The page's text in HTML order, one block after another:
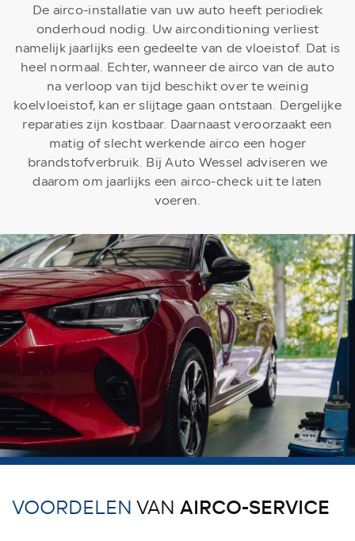
De airco-installatie van uw auto heeft periodiek
onderhoud nodig. Uw airconditioning verliest
namelijk jaarlijks een gedeelte van de vloeistof. Dat is
heel normaal. Echter, wanneer de airco van de auto
na verloop van tijd beschikt over te weinig
koelvloeistof, kan er slijtage gaan ontstaan. Dergelijke
reparaties zijn kostbaar. Daarnaast veroorzaakt een
matig of slecht werkende airco een hoger
brandstofverbruik. Bij Auto Wessel adviseren we
daarom om jaarlijks een airco-check uit te laten
voeren.
VOORDELENVAN AIRCO-SERVICE